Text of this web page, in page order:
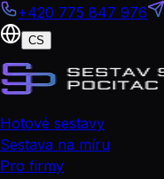
+420 775 847 976
CS
Hotové sestavy
Sestava na míru
Pro firmy